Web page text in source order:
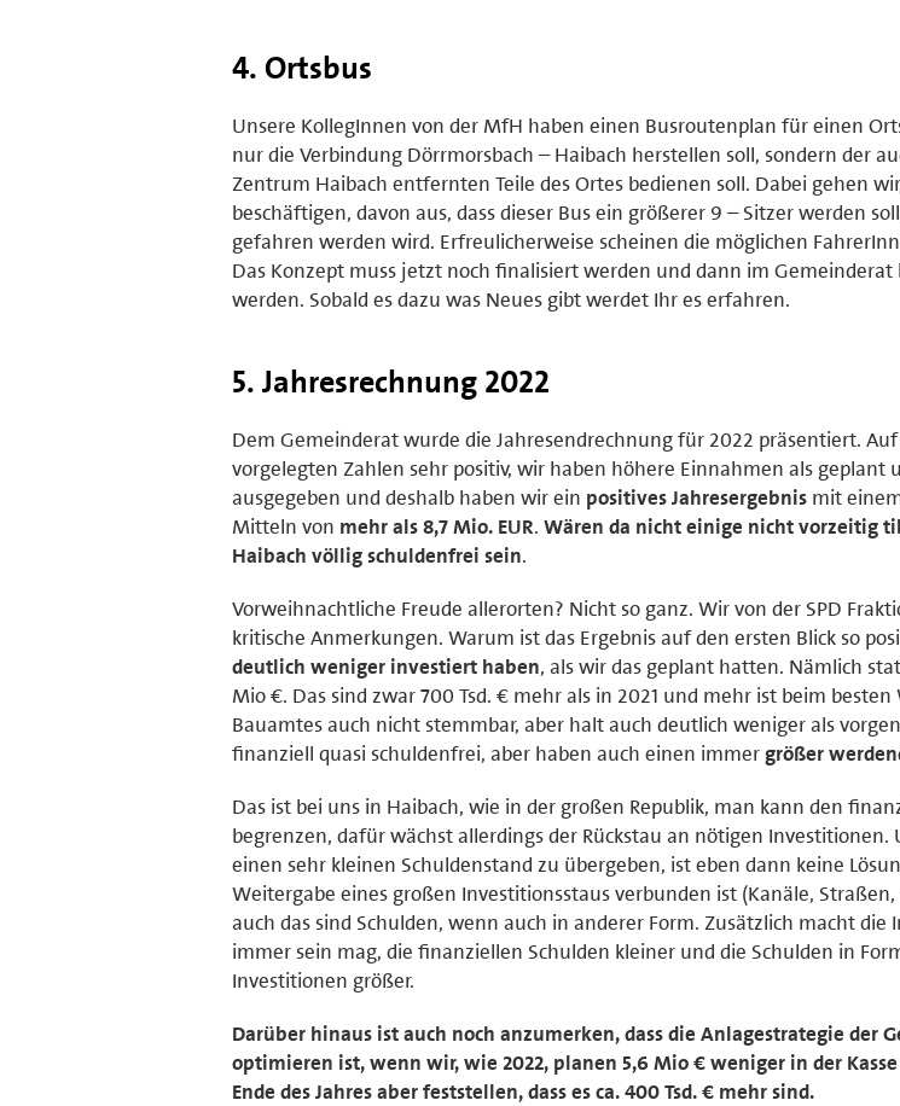
4. Ortsbus
Unsere KollegInnen von der MfH haben einen Busroutenplan für einen
nur die Verbindung Dörrmorsbach – Haibach herstellen soll, sondern der
Zentrum Haibach entfernten Teile des Ortes bedienen soll. Dabei gehen
beschäftigen, davon aus, dass dieser Bus ein größerer 9 – Sitzer werden
gefahren werden wird. Erfreulicherweise scheinen die möglichen
Das Konzept muss jetzt noch finalisiert werden und dann im Gemeinderat
werden. Sobald es dazu was Neues gibt werdet Ihr es erfahren.
5. Jahresrechnung 2022
Dem Gemeinderat wurde die Jahresendrechnung für 2022 präsentiert.
vorgelegten Zahlen sehr positiv, wir haben höhere Einnahmen als geplant
ausgegeben und deshalb haben wir ein positives Jahresergebnis mit
Mitteln von mehr als 8,7 Mio. EUR. Wären da nicht einige nicht vorzeitig
Haibach völlig schuldenfrei sein.
Vorweihnachtliche Freude allerorten? Nicht so ganz. Wir von der SPD
kritische Anmerkungen. Warum ist das Ergebnis auf den ersten Blick so
deutlich weniger investiert haben, als wir das geplant hatten. Nämlich
Mio €. Das sind zwar 700 Tsd. € mehr als in 2021 und mehr ist beim
Bauamtes auch nicht stemmbar, aber halt auch deutlich weniger als
finanziell quasi schuldenfrei, aber haben auch einen immergrößer
Das ist bei uns in Haibach, wie in der großen Republik, man kann den
begrenzen, dafür wächst allerdings der Rückstau an nötigen Investitionen.
einen sehr kleinen Schuldenstand zu übergeben, ist eben dann keine
Weitergabe eines großen Investitionsstaus verbunden ist (Kanäle,
auch das sind Schulden, wenn auch in anderer Form. Zusätzlich macht die
immer sein mag, die finanziellen Schulden kleiner und die Schulden in
Investitionen größer.
Darüber hinaus ist auch noch anzumerken, dass die Anlagestrategie der
optimieren ist, wenn wir, wie 2022, planen 5,6 Mio € weniger in der Kasse
Ende des Jahres aber feststellen, dass es ca. 400 Tsd. € mehr sind.